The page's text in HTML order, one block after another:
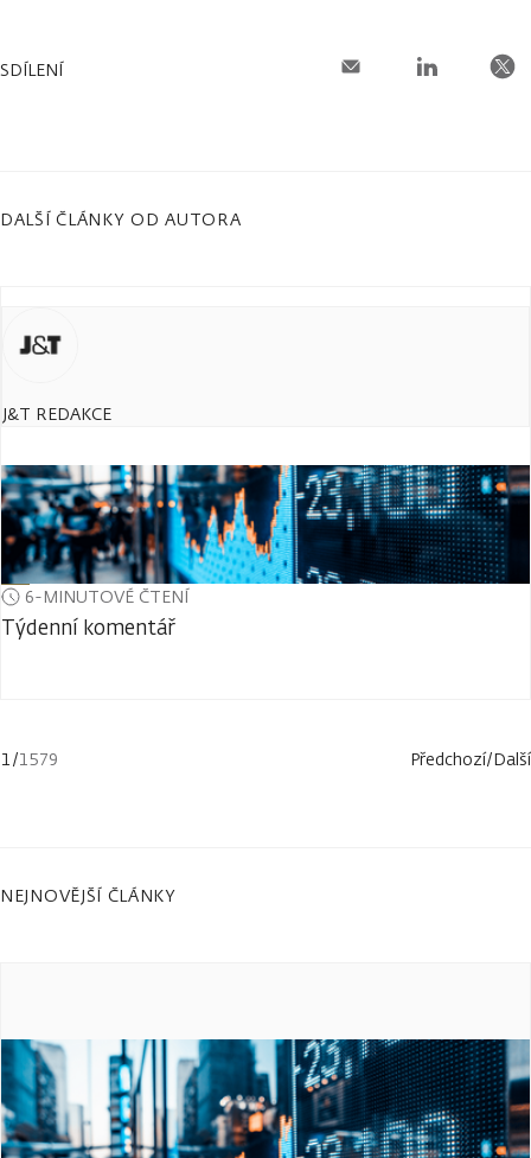
SDÍLENÍ
DALŠÍ ČLÁNKY OD AUTORA
J&T REDAKCE
6-MINUTOVÉ ČTENÍ
Týdenní komentář
1/1579 Předchozí/Další
NEJNOVĚJŠÍ ČLÁNKY